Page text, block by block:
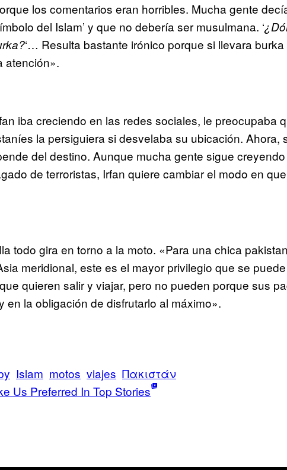
los comentarios eran horribles. Mucha gente
del Islam’ y que no debería ser musulmana. ‘
‘… Resulta bastante irónico porque si llevara burka
atención».
iba creciendo en las redes sociales, le preocupaba
la persiguiera si desvelaba su ubicación. Ahora,
del destino. Aunque mucha gente sigue
de terroristas, Irfan quiere cambiar el modo en
todo gira en torno a la moto. «Para una chica
meridional, este es el mayor privilegio que se
quieren salir y viajar, pero no pueden porque sus
en la obligación de disfrutarlo al máximo».
Islam motos viajes Πακιστάν
Us Preferred In Top Stories